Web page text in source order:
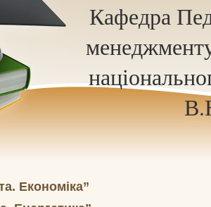
Кафедра
Економіка”